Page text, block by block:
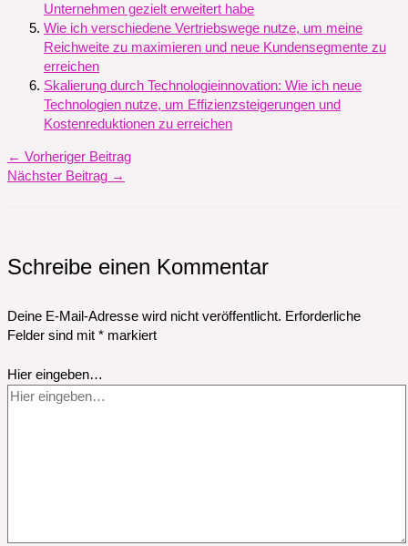
Unternehmen gezielt erweitert habe
Wie ich verschiedene Vertriebswege nutze, um meine
Reichweite zu maximieren und neue Kundensegmente zu
erreichen
Skalierung durch Technologieinnovation: Wie ich neue
Technologien nutze, um Effizienzsteigerungen und
Kostenreduktionen zu erreichen
← Vorheriger Beitrag
Nächster Beitrag →
Schreibe einen Kommentar
Deine E-Mail-Adresse wird nicht veröffentlicht. Erforderliche
Felder sind mit * markiert
Hier eingeben…